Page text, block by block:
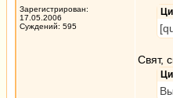
Зарегистрирован:
17.05.2006
Суждений: 595
Свят,